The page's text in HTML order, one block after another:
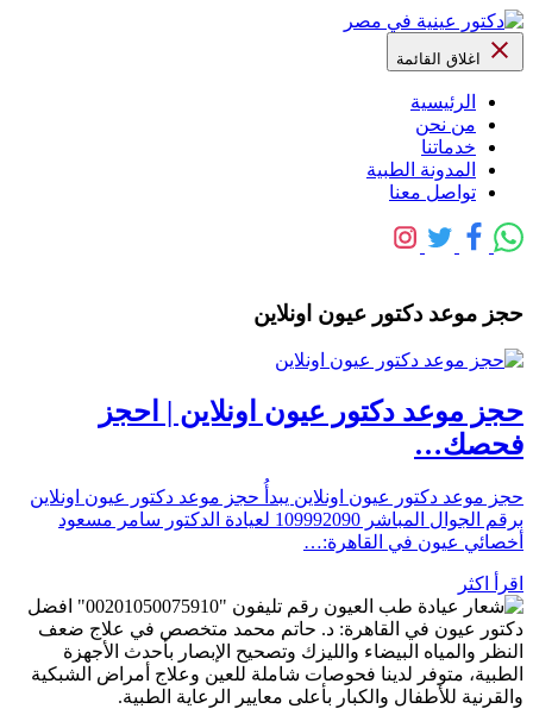
اغلاق القائمة
الرئيسية
من نحن
خدماتنا
المدونة الطبية
تواصل معنا
حجز موعد دكتور عيون اونلاين
حجز موعد دكتور عيون اونلاين | احجز
فحصك…
حجز موعد دكتور عيون اونلاين يبدأُ حجز موعد دكتور عيون اونلاين
برقم الجوال المباشر 109992090 لعيادة الدكتور سامر مسعود
أخصائي عيون في القاهرة:…
اقرأ اكثر
رقم تليفون "00201050075910" افضل
دكتور عيون في القاهرة: د. حاتم محمد متخصص في علاج ضعف
النظر والمياه البيضاء والليزك وتصحيح الإبصار بأحدث الأجهزة
الطبية، متوفر لدينا فحوصات شاملة للعين وعلاج أمراض الشبكية
والقرنية للأطفال والكبار بأعلى معايير الرعاية الطبية.